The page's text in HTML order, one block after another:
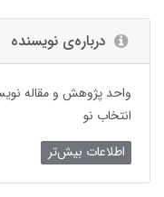
درباره‌ی نویسنده
واحد پژوهش و مقاله
انتخاب نو
اطلاعات بیش‌تر